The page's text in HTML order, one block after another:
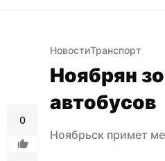
0
НовостиТранспорт
Ноябрян
автобусов
Ноябрьск примет